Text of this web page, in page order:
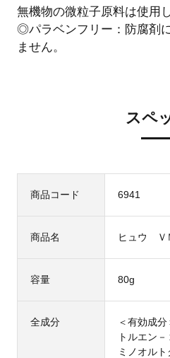
無機物の微粒子原料は使用
◎パラベンフリー：防腐剤
ません。
スペ
商品コード 6941
商品名 ヒュウ Ｖ
容量 80g
全成分
＜有効成分
トルエン
ミノオル